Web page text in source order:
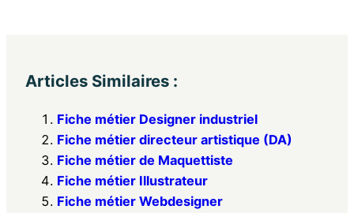
Articles Similaires :
Fiche métier Designer industriel
Fiche métier directeur artistique (DA)
Fiche métier de Maquettiste
Fiche métier Illustrateur
Fiche métier Webdesigner